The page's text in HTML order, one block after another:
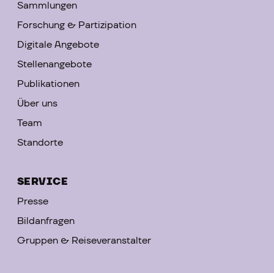
Sammlungen
Forschung & Partizipation
Digitale Angebote
Stellenangebote
Publikationen
Über uns
Team
Standorte
SERVICE
Presse
Bildanfragen
Gruppen & Reiseveranstalter